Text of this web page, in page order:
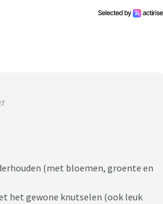
(met bloemen, groente en
het gewone knutselen (ook leuk